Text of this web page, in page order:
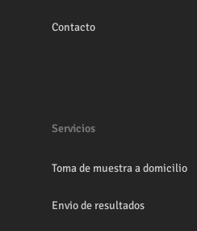
Contacto
Servicios
Toma de muestra a domicilio
Envio de resultados